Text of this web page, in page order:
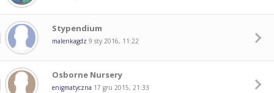
Stypendium
malenkagdz 9 sty 2016, 11:22
Osborne Nursery
enigmatyczna 17 gru 2015, 21:33